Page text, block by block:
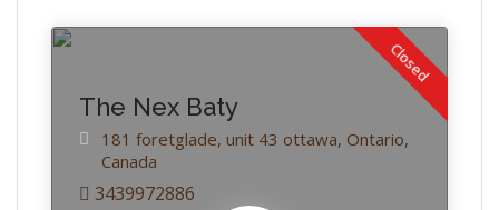
Closed
The Nex Baty
181 foretglade, unit 43 ottawa, Ontario,
Canada
3439972886